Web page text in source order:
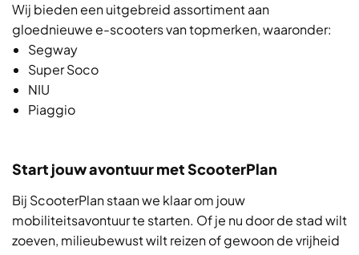
Wij bieden een uitgebreid assortiment aan
gloednieuwe e-scooters van topmerken, waaronder:
Segway
Super Soco
NIU
Piaggio
Start jouw avontuur met ScooterPlan
Bij ScooterPlan staan we klaar om jouw
mobiliteitsavontuur te starten. Of je nu door de stad wilt
zoeven, milieubewust wilt reizen of gewoon de vrijheid